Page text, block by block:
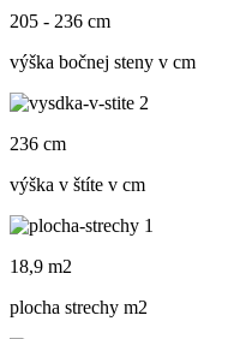
205 - 236 cm
výška bočnej steny v cm
236 cm
výška v štíte v cm
18,9 m2
plocha strechy m2